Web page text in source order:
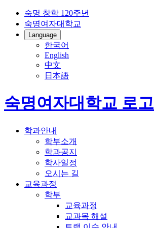
숙명 창학 120주년
숙명여자대학교
Language
한국어
English
中文
日本語
숙명여자대학교 로고
학과안내
학부소개
학과공지
학사일정
오시는 길
교육과정
학부
교육과정
교과목 해설